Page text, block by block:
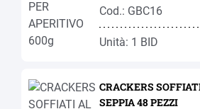
Cod.: GBC16
Unità: 1 BID
CRACKERS
SEPPIA 48 PEZZI